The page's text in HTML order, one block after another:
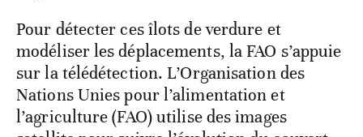
Pour détecter ces îlots de verdure et
modéliser les déplacements, la FAO s’appuie
sur la télédétection. L’Organisation des
Nations Unies pour l’alimentation et
l’agriculture (FAO) utilise des images